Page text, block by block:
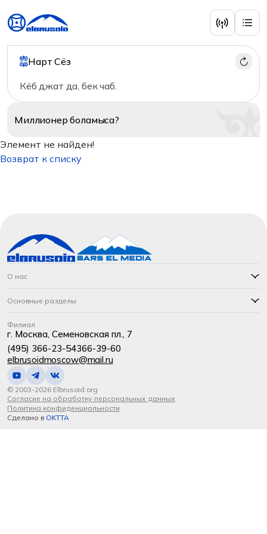
Нарт Сёз
Кёб джат да, бек чаб.
Миллионерболамыса?
Элемент не найден!
Возврат к списку
О нас
Основные разделы
Филиал
г. Москва, Семеновская пл., 7
(495) 366-23-54366-39-60
elbrusoidmoscow@mail.ru
© 2003-2026 Elbrusoid.org
Согласие на обработку персональных данных
Политика конфиденциальности
Сделано в OKTTA